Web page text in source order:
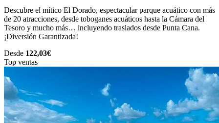
Descubre el mítico El Dorado, espectacular parque acuático con más
de 20 atracciones, desde toboganes acuáticos hasta la Cámara del
Tesoro y mucho más… incluyendo traslados desde Punta Cana.
¡Diversión Garantizada!
Desde 122,03€
Top ventas